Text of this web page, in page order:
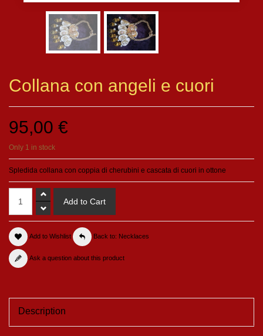
Collana con angeli e cuori
95,00 €
Only 1 in stock
Spledida collana con coppia di cherubini e cascata di cuori in ottone
Add to Wishlist Back to: Necklaces
Ask a question about this product
Description